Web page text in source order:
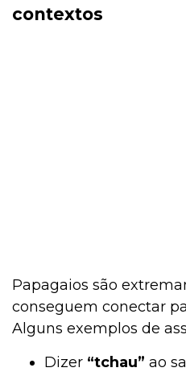
contextos
Papagaios são
conseguem conectar
Alguns exemplos de
Dizer “tchau” ao